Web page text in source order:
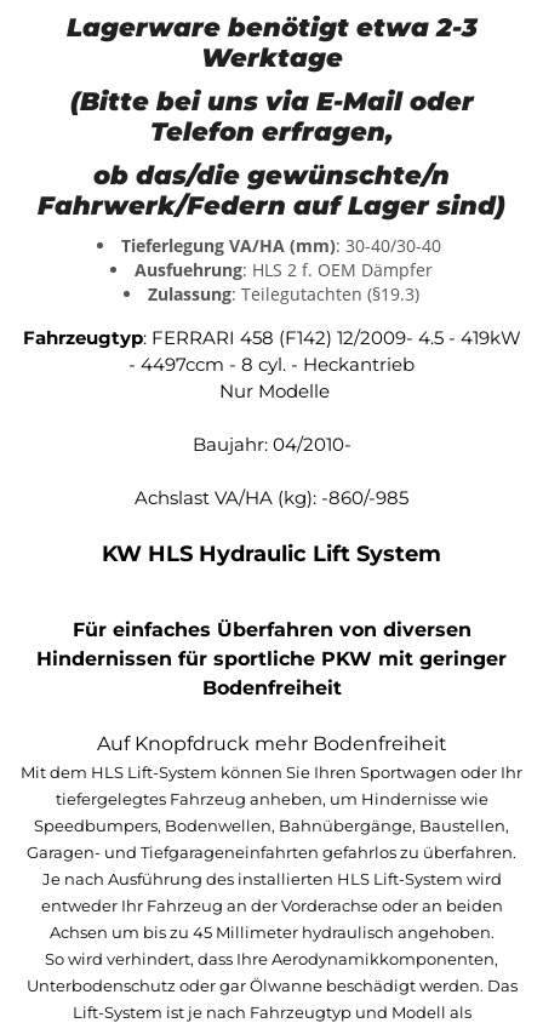
Lagerware benötigt etwa 2-3
Werktage
(Bitte bei uns via E-Mail oder
Telefon erfragen,
ob das/die gewünschte/n
Fahrwerk/Federn auf Lager sind)
Tieferlegung VA/HA (mm): 30-40/30-40
Ausfuehrung: HLS 2 f. OEM Dämpfer
Zulassung: Teilegutachten (§19.3)
Fahrzeugtyp: FERRARI 458 (F142) 12/2009- 4.5 - 419kW
- 4497ccm - 8 cyl. - Heckantrieb
Nur Modelle
Baujahr: 04/2010-
Achslast VA/HA (kg): -860/-985
KW HLS Hydraulic Lift System
Für einfaches Überfahren von diversen
Hindernissen für sportliche PKW mit geringer
Bodenfreiheit
Auf Knopfdruck mehr Bodenfreiheit
Mit dem HLS Lift-System können Sie Ihren Sportwagen oder Ihr
tiefergelegtes Fahrzeug anheben, um Hindernisse wie
Speedbumpers, Bodenwellen, Bahnübergänge, Baustellen,
Garagen- und Tiefgarageneinfahrten gefahrlos zu überfahren.
Je nach Ausführung des installierten HLS Lift-System wird
entweder Ihr Fahrzeug an der Vorderachse oder an beiden
Achsen um bis zu 45 Millimeter hydraulisch angehoben.
So wird verhindert, dass Ihre Aerodynamikkomponenten,
Unterbodenschutz oder gar Ölwanne beschädigt werden. Das
Lift-System ist je nach Fahrzeugtyp und Modell als